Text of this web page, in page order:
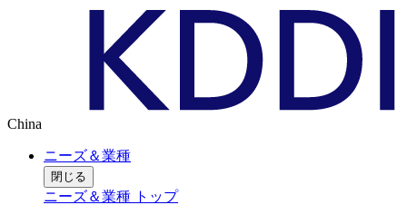
China
ニーズ＆業種
閉じる
ニーズ＆業種 トップ